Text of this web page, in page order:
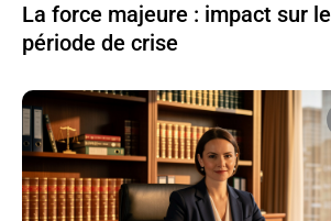
La force majeure : impact sur
période de crise